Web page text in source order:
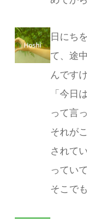
日にち
て、途
んです
「今日
って言
それが
されて
ってい
そこで